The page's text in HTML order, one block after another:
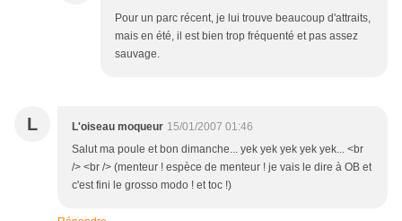
Pour un parc récent, je lui trouve beaucoup d'attraits,
mais en été, il est bien trop fréquenté et pas assez
sauvage.
L L'oiseau moqueur 15/01/2007 01:46
Salut ma poule et bon dimanche... yek yek yek yek yek... <br
/> <br /> (menteur ! espèce de menteur ! je vais le dire à OB et
c'est fini le grosso modo ! et toc !)